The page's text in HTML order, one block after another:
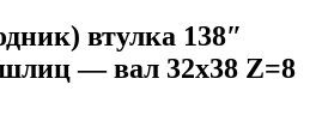
втулка 138″
шлиц — вал 32х38 Z=8